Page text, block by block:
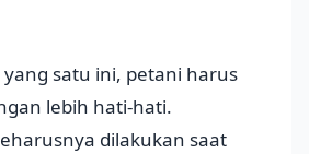
satu ini, petani harus
lebih hati-hati.
dilakukan saat